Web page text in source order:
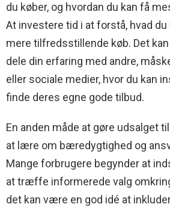
du køber, og hvordan du kan få
At investere tid i at forstå, hvad du
mere tilfredsstillende køb. Det
dele din erfaring med andre,
eller sociale medier, hvor du kan
finde deres egne gode tilbud.
En anden måde at gøre udsalget
at lære om bæredygtighed og
Mange forbrugere begynder at
at træffe informerede valg
det kan være en god idé at